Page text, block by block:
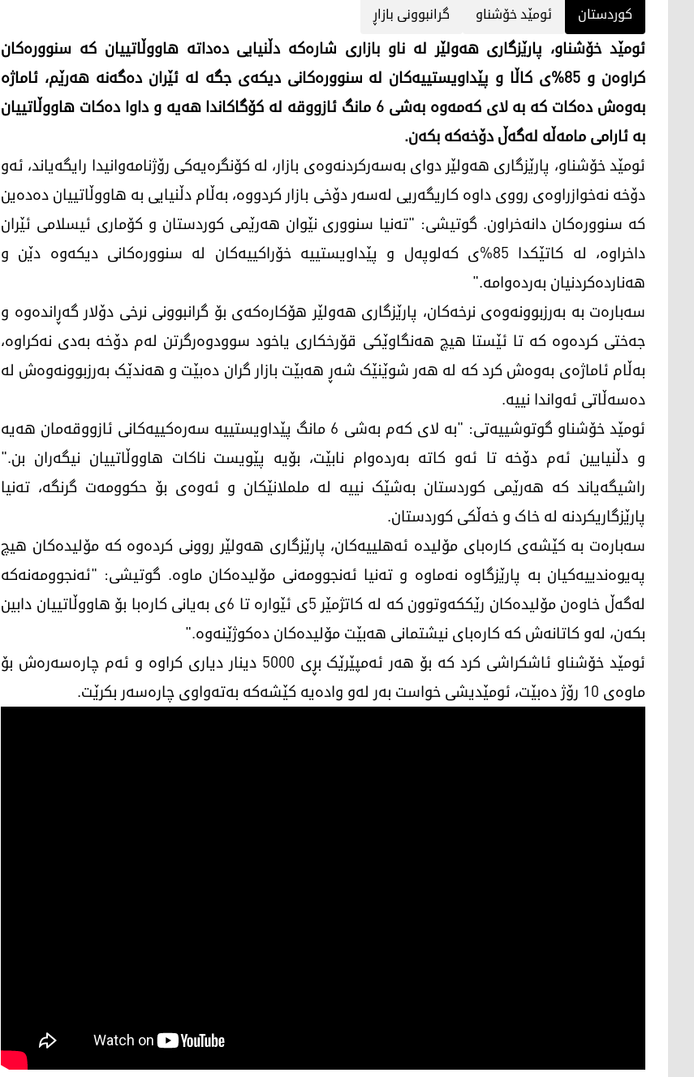
کوردستان ئومێد خۆشناو گرانبوونی بازاڕ
ئومێد خۆشناو، پارێزگاری هەولێر لە ناو بازاری شارەکە دڵنیایی دەداتە هاووڵاتییان کە سنوورەکان
کراوەن و 85%ی کاڵا و پێداویستییەکان لە سنوورەکانی دیکەی جگە لە ئێران دەگەنە هەرێم، ئاماژە
بەوەش دەکات کە بە لای کەمەوە بەشی 6 مانگ ئازووقە لە کۆگاکاندا هەیە و داوا دەکات هاووڵاتییان
بە ئارامی مامەڵە لەگەڵ دۆخەکە بکەن.
ئومێد خۆشناو، پارێزگاری هەولێر دوای بەسەرکردنەوەی بازار، لە کۆنگرەیەکی رۆژنامەوانیدا رایگەیاند، ئەو
دۆخە نەخوازراوەی رووی داوە کاریگەریی لەسەر دۆخی بازار کردووە، بەڵام دڵنیایی بە هاووڵاتییان دەدەین
کە سنوورەکان دانەخراون. گوتیشی: "تەنیا سنووری نێوان هەرێمی کوردستان و کۆماری ئیسلامی ئێران
داخراوە، لە کاتێکدا 85%ی کەلوپەل و پێداویستییە خۆراکییەکان لە سنوورەکانی دیکەوە دێن و
هەناردەکردنیان بەردەوامە."
سەبارەت بە بەرزبوونەوەی نرخەکان، پارێزگاری هەولێر هۆکارەکەی بۆ گرانبوونی نرخی دۆلار گەڕاندەوە و
جەختی کردەوە کە تا ئێستا هیچ هەنگاوێکی قۆرخکاری یاخود سوودوەرگرتن لەم دۆخە بەدی نەکراوە،
بەڵام ئاماژەی بەوەش کرد کە لە هەر شوێنێک شەڕ هەبێت بازار گران دەبێت و هەندێک بەرزبوونەوەش لە
دەسەڵاتی ئەواندا نییە.
ئومێد خۆشناو گوتوشییەتی: "بە لای کەم بەشی 6 مانگ پێداویستییە سەرەکییەکانی ئازووقەمان هەیە
و دڵنیایین ئەم دۆخە تا ئەو کاتە بەردەوام نابێت، بۆیە پێویست ناکات هاووڵاتییان نیگەران بن."
راشیگەیاند کە هەرێمی کوردستان بەشێک نییە لە ململانێکان و ئەوەی بۆ حکوومەت گرنگە، تەنیا
پارێزگاریکردنە لە خاک و خەڵکی کوردستان.
سەبارەت بە کێشەی کارەبای مۆلیدە ئەهلییەکان، پارێزگاری هەولێر روونی کردەوە کە مۆلیدەکان هیچ
پەیوەندییەکیان بە پارێزگاوە نەماوە و تەنیا ئەنجوومەنی مۆلیدەکان ماوە. گوتیشی: "ئەنجوومەنەکە
لەگەڵ خاوەن مۆلیدەکان رێککەوتوون کە لە کاتژمێر 5ی ئێوارە تا 6ی بەیانی کارەبا بۆ هاووڵاتییان دابین
بکەن، لەو کاتانەش کە کارەبای نیشتمانی هەبێت مۆلیدەکان دەکوژێنەوە."
ئومێد خۆشناو ئاشکراشی کرد کە بۆ هەر ئەمپێرێک بڕی 5000 دینار دیاری کراوە و ئەم چارەسەرەش بۆ
ماوەی 10 رۆژ دەبێت، ئومێدیشی خواست بەر لەو وادەیە کێشەکە بەتەواوی چارەسەر بکرێت.